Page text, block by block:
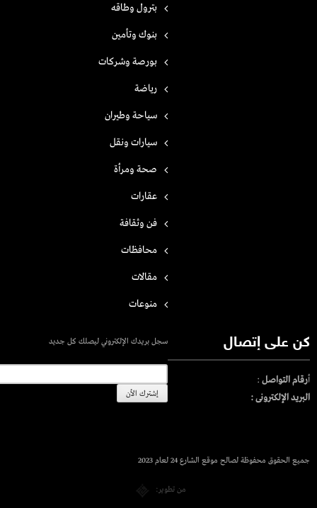
بترول وطاقه
بنوك وتأمين
بورصة وشركات
رياضة
سياحة وطيران
سيارات ونقل
صحة ومرأة
عقارات
فن وثقافة
محافظات
مقالات
منوعات
كن على إتصال
أرقام التواصل :
البريد الإلكترونى :
سجل بريدك الإلكتروني ليصلك كل جديد
جميع الحقوق محفوظة لصالح موقع الشارع 24 لعام 2023
من تطوير: